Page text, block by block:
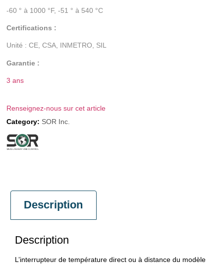
-60 ° à 1000 °F, -51 ° à 540 °C
Certifications :
Unité : CE, CSA, INMETRO, SIL
Garantie :
3 ans
Renseignez-nous sur cet article
Category: SOR Inc.
Description
Description
L’interrupteur de température direct ou à distance du modèle